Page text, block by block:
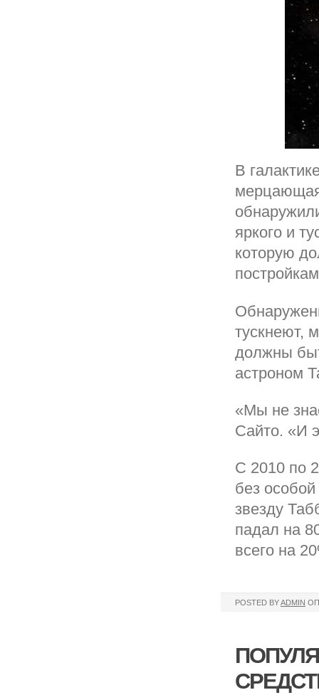
В
яркого и
которую
тускнеют,
должны
астроном
«Мы не
Сайто. «И
С 2010 по
без
звезду
падал на
всего на
POSTED BYADMIN